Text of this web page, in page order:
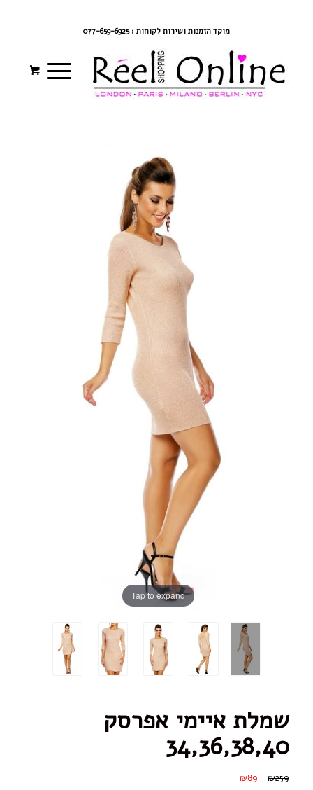
מוקד הזמנות ושירות לקוחות : 077-659-6925
Tap to expand
שמלת איימי אפרסק
34,36,38,40
₪259
₪89